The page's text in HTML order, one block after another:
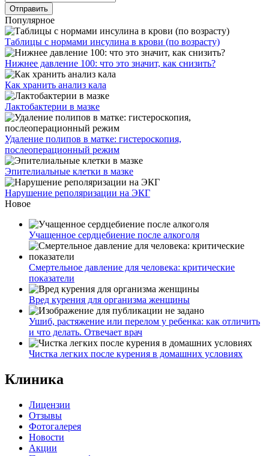
Популярное
Таблицы с нормами инсулина в крови (по возрасту)
Нижнее давление 100: что это значит, как снизить?
Как хранить анализ кала
Лактобактерии в мазке
Удаление полипов в матке: гистероскопия,
послеоперационный режим
Эпителиальные клетки в мазке
Нарушение реполяризации на ЭКГ
Новое
Учащенное сердцебиение после алкоголя
Смертельное давление для человека: критические
показатели
Вред курения для организма женщины
Ушиб, растяжение или перелом у ребенка: как отличить
и что делать. Отвечает врач
Чистка легких после курения в домашних условиях
Клиника
Лицензии
Отзывы
Фотогалерея
Новости
Акции